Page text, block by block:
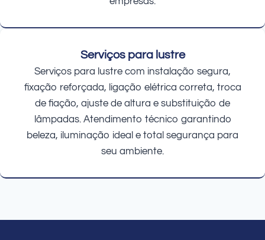
Serviços para lustre
Serviços para lustre com instalação segura,
fixação reforçada, ligação elétrica correta, troca
de fiação, ajuste de altura e substituição de
lâmpadas. Atendimento técnico garantindo
beleza, iluminação ideal e total segurança para
seu ambiente.